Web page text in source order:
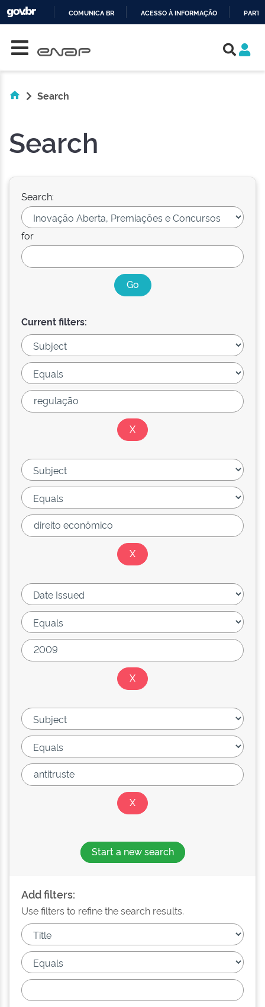
COMUNICA BR ACESSO À INFORMAÇÃO
Search
Search
Search:
for
Current filters:
Start a new search
Add filters:
Use filters to refine the search results.